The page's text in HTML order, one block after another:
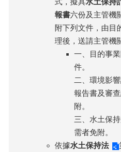
式，擬具水土保持
報書六份及主管機
附下列文件，由目
理後，送請主管機
一、目的事
件。
二、環境影
報告書及審
附。
三、水土保
需者免附。
依據水土保持法